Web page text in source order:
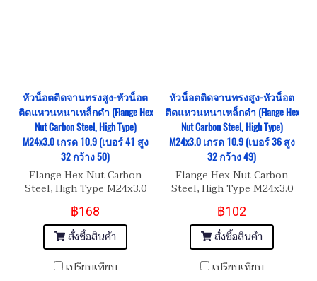
หัวน็อตติดจานทรงสูง-หัวน็อต
ติดแหวนหนาเหล็กดำ (Flange Hex
Nut Carbon Steel, High Type)
M24x3.0 เกรด 10.9 (เบอร์ 41 สูง
32 กว้าง 50)
Flange Hex Nut Carbon
Steel, High Type M24x3.0
เกรด 10.9
฿168
สั่งซื้อสินค้า
เปรียบเทียบ
หัวน็อตติดจานทรงสูง-หัวน็อต
ติดแหวนหนาเหล็กดำ (Flange Hex
Nut Carbon Steel, High Type)
M24x3.0 เกรด 10.9 (เบอร์ 36 สูง
32 กว้าง 49)
Flange Hex Nut Carbon
Steel, High Type M24x3.0
เกรด 10.9
฿102
สั่งซื้อสินค้า
เปรียบเทียบ